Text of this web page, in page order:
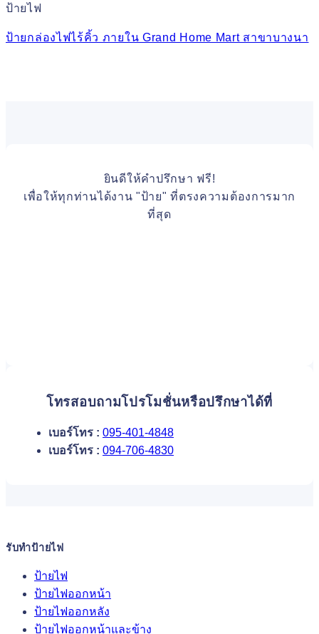
ป้ายไฟ
ป้ายกล่องไฟไร้คิ้ว ภายใน Grand Home Mart สาขาบางนา
ยินดีให้คำปรึกษา ฟรี!
เพื่อให้ทุกท่านได้งาน "ป้าย" ที่ตรงความต้องการมาก
ที่สุด
โทรสอบถามโปรโมชั่นหรือปรึกษาได้ที่
เบอร์โทร : 095-401-4848
เบอร์โทร : 094-706-4830
รับทำป้ายไฟ
ป้ายไฟ
ป้ายไฟออกหน้า
ป้ายไฟออกหลัง
ป้ายไฟออกหน้าและข้าง